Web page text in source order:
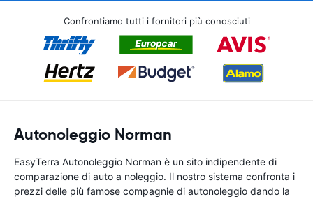
Confrontiamo tutti i fornitori più conosciuti
Autonoleggio Norman
EasyTerra Autonoleggio Norman è un sito indipendente di
comparazione di auto a noleggio. Il nostro sistema confronta i
prezzi delle più famose compagnie di autonoleggio dando la